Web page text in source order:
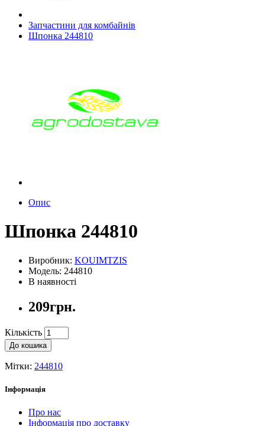
Запчастини для комбайнів
Шпонка 244810
Опис
Шпонка 244810
Виробник: KOUIMTZIS
Модель: 244810
В наявності
209грн.
Кількість
До кошика
Мітки: 244810
Інформація
Про нас
Інформація про доставку